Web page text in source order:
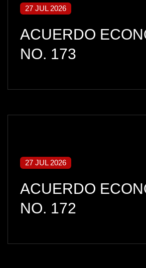
27 JUL 2026
ACUERDO
NO. 173
27 JUL 2026
ACUERDO
NO. 172